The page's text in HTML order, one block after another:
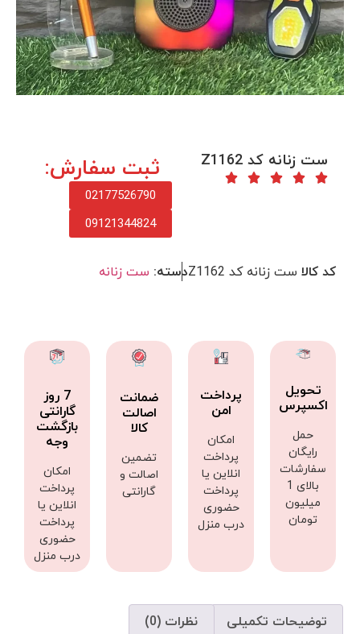
ست زنانه کد Z1162 ثبت سفارش:
02177526790
09121344824
کد کالا ست زنانه کد Z1162 دسته: ست زنانه
تحویل
اکسپرس
حمل
رایگان
سفارشات
بالای 1
میلیون
تومان
پرداخت
امن
امکان
پرداخت
انلاین یا
پرداخت
حضوری
درب منزل
ضمانت
اصالت
کالا
تضمین
اصالت و
گارانتی
7 روز
گارانتی
بازگشت
وجه
امکان
پرداخت
انلاین یا
پرداخت
حضوری
درب منزل
توضیحات تکمیلی نظرات (0)